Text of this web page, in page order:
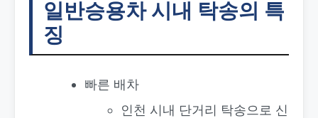
일반승용차 시내 탁송의 특
징
빠른 배차
인천 시내 단거리 탁송으로 신